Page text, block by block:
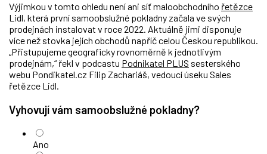
Výjimkou v tomto ohledu není ani síť maloobchodního řetězce
Lidl, která první samoobslužné pokladny začala ve svých
prodejnách instalovat v roce 2022. Aktuálně jimi disponuje
více než stovka jejích obchodů napříč celou Českou republikou.
„Přistupujeme geograficky rovnoměrně k jednotlivým
prodejnám,“ řekl v podcastu Podnikatel PLUS sesterského
webu Pondikatel.cz Filip Zachariáš, vedoucí úseku Sales
řetězce Lidl.
Vyhovují vám samoobslužné pokladny?
Ano